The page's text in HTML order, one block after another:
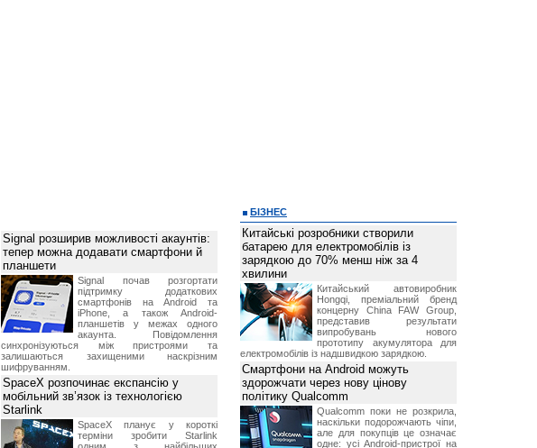
Signal розширив можливості акаунтів:
тепер можна додавати смартфони й
планшети
Signal почав розгортати
підтримку додаткових
смартфонів на Android та
iPhone, а також Android-
планшетів у межах одного
акаунта. Повідомлення
синхронізуються між пристроями та
залишаються захищеними наскрізним
шифруванням.
SpaceX розпочинає експансію у
мобільний зв’язок із технологією
Starlink
SpaceX планує у короткі
терміни зробити Starlink
БІЗНЕС
Китайські розробники створили
батарею для електромобілів із
зарядкою до 70% менш ніж за 4
хвилини
Китайський автовиробник
Hongqi, преміальний бренд
концерну China FAW Group,
представив результати
випробувань нового
прототипу акумулятора для
електромобілів із надшвидкою зарядкою.
Смартфони на Android можуть
здорожчати через нову цінову
політику Qualcomm
Qualcomm поки не розкрила,
наскільки подорожчають чіпи,
але для покупців це означає
одне: усі Android-пристрої на